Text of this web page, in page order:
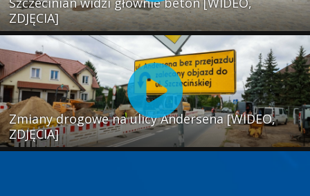
ZDJĘCIA]
Zmiany drogowe na ulicy Andersena [WIDEO,
ZDJĘCIA]